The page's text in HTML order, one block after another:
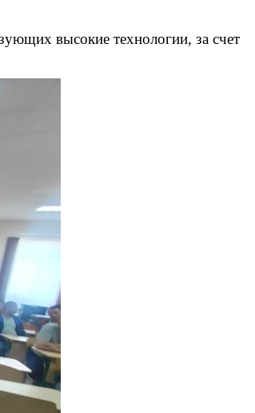
высокие технологии, за счет